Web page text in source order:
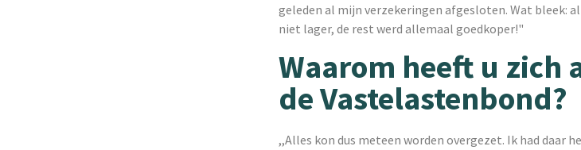
geleden al mijn verzekeringen afgesloten. Wat bleek:
niet lager, de rest werd allemaal goedkoper!"
Waarom heeft u zich
de Vastelastenbond?
,,Alles kon dus meteen worden overgezet. Ik had daar